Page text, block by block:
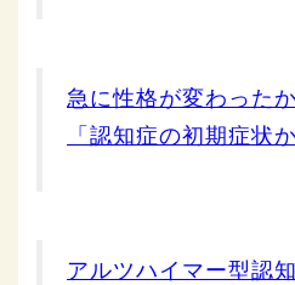
急に性格が変わった
「認知症の初期症状
アルツハイマー型認